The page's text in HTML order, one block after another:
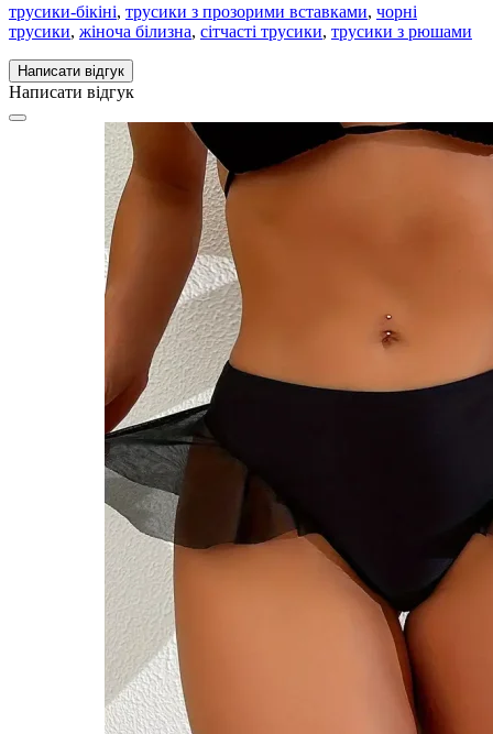
трусики-бікіні, трусики з прозорими вставками, чорні
трусики, жіноча білизна, сітчасті трусики, трусики з рюшами
Написати відгук
Написати відгук